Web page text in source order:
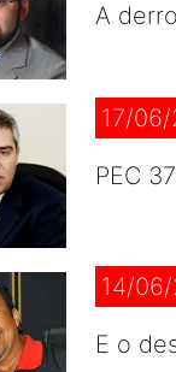
A
17/
PEC
14/
E o